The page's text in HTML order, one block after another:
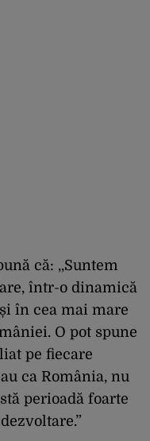
că: ,,Suntem
într-o dinamică
în cea mai mare
O pot spune
pe fiecare
ca România, nu
perioadă foarte